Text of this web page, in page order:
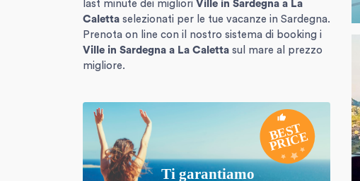
last minute dei migliori Ville in Sardegna a La
Caletta selezionati per le tue vacanze in Sardegna.
Prenota on line con il nostro sistema di booking i
Ville in Sardegna a La Caletta sul mare al prezzo
migliore.